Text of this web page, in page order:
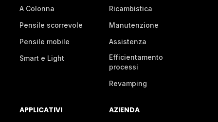
A Colonna
Pensile scorrevole
Pensile mobile
Smart e Light
Ricambistica
Manutenzione
Assistenza
Efficientamento
processi
Revamping
APPLICATIVI AZIENDA